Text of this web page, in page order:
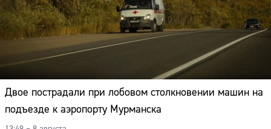
Двое пострадали при лобовом столкновении машин на
подъезде к аэропорту Мурманска